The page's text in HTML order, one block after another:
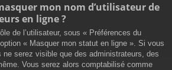
mon nom d’utilisateur de
en ligne ?
de l’utilisateur, sous « Préférences du
« Masquer mon statut en ligne ». Si vous
serez visible que des administrateurs, des
Vous serez alors comptabilisé comme